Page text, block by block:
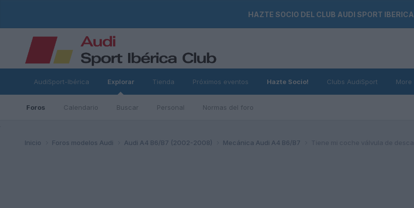
HAZTE SOCIO DEL CLUB AUDI SPORT IBERICA
AudiSport-Ibérica Explorar
Foros Calendario Buscar Personal Normas del foro
Tienda Próximos eventos Hazte Socio! Clubs AudiSport More
Inicio Foros modelos Audi Audi A4 B6/B7 (2002-2008) Mecánica Audi A4 B6/B7